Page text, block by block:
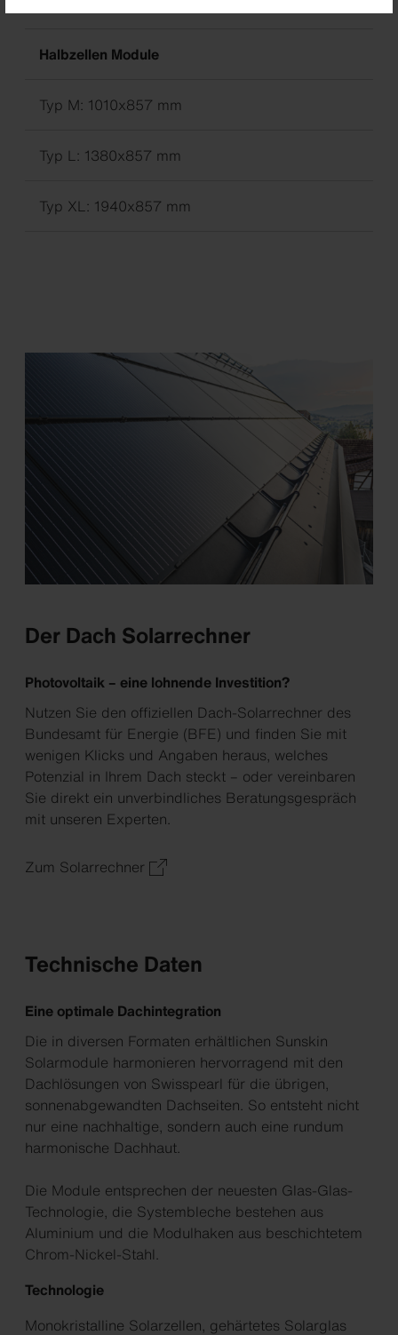
Halbzellen Module
Typ M: 1010x857 mm
Typ L: 1380x857 mm
Typ XL: 1940x857 mm
Der Dach Solarrechner
Photovoltaik – eine lohnende Investition?
Nutzen Sie den offiziellen Dach-Solarrechner des
Bundesamt für Energie (BFE) und finden Sie mit
wenigen Klicks und Angaben heraus, welches
Potenzial in Ihrem Dach steckt – oder vereinbaren
Sie direkt ein unverbindliches Beratungsgespräch
mit unseren Experten.
Zum Solarrechner
Technische Daten
Eine optimale Dachintegration
Die in diversen Formaten erhältlichen Sunskin
Solarmodule harmonieren hervorragend mit den
Dachlösungen von Swisspearl für die übrigen,
sonnenabgewandten Dachseiten. So entsteht nicht
nur eine nachhaltige, sondern auch eine rundum
harmonische Dachhaut.
Die Module entsprechen der neuesten Glas-Glas-
Technologie, die Systembleche bestehen aus
Aluminium und die Modulhaken aus beschichtetem
Chrom-Nickel-Stahl.
Technologie
Monokristalline Solarzellen, gehärtetes Solarglas